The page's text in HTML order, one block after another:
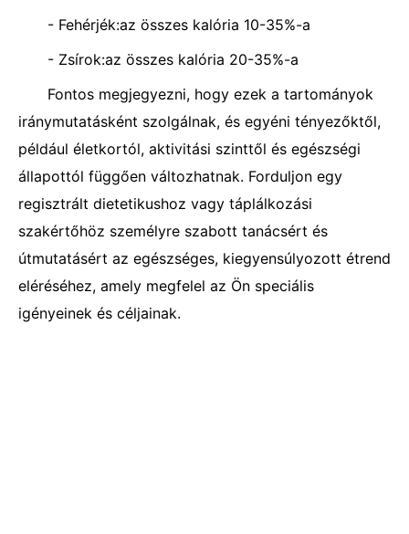
- Fehérjék:az összes kalória 10-35%-a
- Zsírok:az összes kalória 20-35%-a
Fontos megjegyezni, hogy ezek a tartományok
iránymutatásként szolgálnak, és egyéni tényezőktől,
például életkortól, aktivitási szinttől és egészségi
állapottól függően változhatnak. Forduljon egy
regisztrált dietetikushoz vagy táplálkozási
szakértőhöz személyre szabott tanácsért és
útmutatásért az egészséges, kiegyensúlyozott étrend
eléréséhez, amely megfelel az Ön speciális
igényeinek és céljainak.